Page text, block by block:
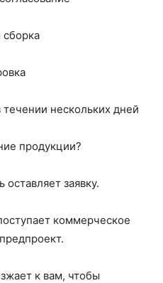
нескольких дней
продукции?
оставляет заявку.
коммерческое
к вам, чтобы